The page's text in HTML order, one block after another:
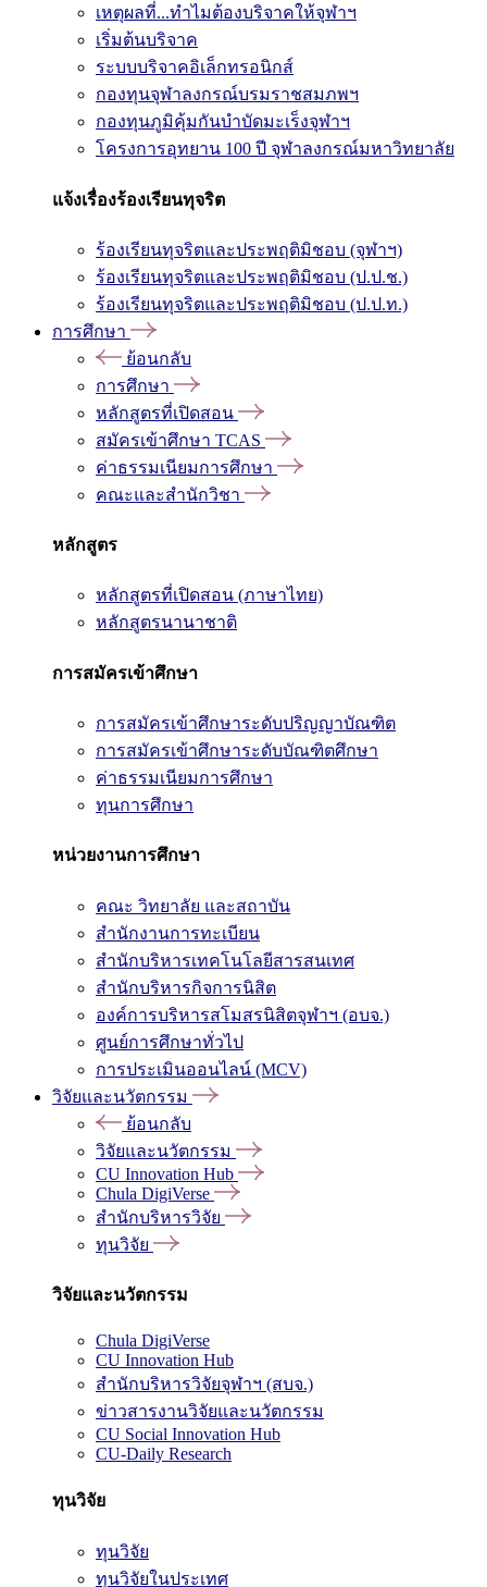
เหตุผลที่...ทำไมต้องบริจาคให้จุฬาฯ
เริ่มต้นบริจาค
ระบบบริจาคอิเล็กทรอนิกส์
กองทุนจุฬาลงกรณ์บรมราชสมภพฯ
กองทุนภูมิคุ้มกันบำบัดมะเร็งจุฬาฯ
โครงการอุทยาน 100 ปี จุฬาลงกรณ์มหาวิทยาลัย
แจ้งเรื่องร้องเรียนทุจริต
ร้องเรียนทุจริตและประพฤติมิชอบ (จุฬาฯ)
ร้องเรียนทุจริตและประพฤติมิชอบ (ป.ป.ช.)
ร้องเรียนทุจริตและประพฤติมิชอบ (ป.ป.ท.)
การศึกษา
ย้อนกลับ
การศึกษา
หลักสูตรที่เปิดสอน
สมัครเข้าศึกษา TCAS
ค่าธรรมเนียมการศึกษา
คณะและสำนักวิชา
หลักสูตร
หลักสูตรที่เปิดสอน (ภาษาไทย)
หลักสูตรนานาชาติ
การสมัครเข้าศึกษา
การสมัครเข้าศึกษาระดับปริญญาบัณฑิต
การสมัครเข้าศึกษาระดับบัณฑิตศึกษา
ค่าธรรมเนียมการศึกษา
ทุนการศึกษา
หน่วยงานการศึกษา
คณะ วิทยาลัย และสถาบัน
สำนักงานการทะเบียน
สำนักบริหารเทคโนโลยีสารสนเทศ
สำนักบริหารกิจการนิสิต
องค์การบริหารสโมสรนิสิตจุฬาฯ (อบจ.)
ศูนย์การศึกษาทั่วไป
การประเมินออนไลน์ (MCV)
วิจัยและนวัตกรรม
ย้อนกลับ
วิจัยและนวัตกรรม
CU Innovation Hub
Chula DigiVerse
สำนักบริหารวิจัย
ทุนวิจัย
วิจัยและนวัตกรรม
Chula DigiVerse
CU Innovation Hub
สำนักบริหารวิจัยจุฬาฯ (สบจ.)
ข่าวสารงานวิจัยและนวัตกรรม
CU Social Innovation Hub
CU-Daily Research
ทุนวิจัย
ทุนวิจัย
ทุนวิจัยในประเทศ